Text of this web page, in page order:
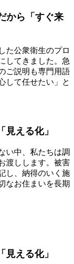
から「すぐ来
た公衆衛生のプロ
してきました。急
ご説明も専門用語
して任せたい」と
える化」
い中、私たちは調
渡しします。被害
し、納得のいく施
なお住まいを長期
える化」